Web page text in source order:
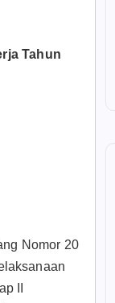
Tahun
Nomor 20
II